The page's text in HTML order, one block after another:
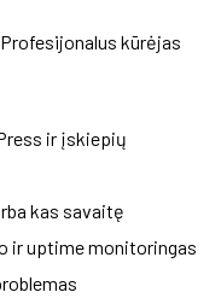
kūrėjas
ir įskiepių
kas savaitę
ir uptime monitoringas